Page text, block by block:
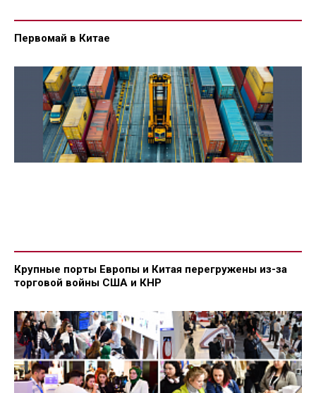
Первомай в Китае
Крупные порты Европы и Китая перегружены из-за
торговой войны США и КНР